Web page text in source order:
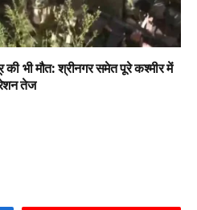
भी मौत: श्रीनगर समेत पूरे कश्मीर में
तेज